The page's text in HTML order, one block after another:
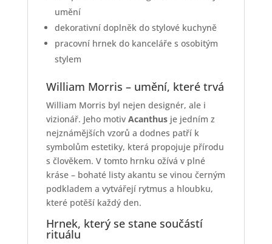
umění
dekorativní doplněk do stylové kuchyně
pracovní hrnek do kanceláře s osobitým
stylem
William Morris – umění, které trvá
William Morris byl nejen designér, ale i
vizionář. Jeho motiv Acanthusje jedním z
nejznámějších vzorů a dodnes patří k
symbolům estetiky, která propojuje přírodu
s člověkem. V tomto hrnku ožívá v plné
kráse – bohaté listy akantu se vinou černým
podkladem a vytvářejí rytmus a hloubku,
které potěší každý den.
Hrnek, který se stane součástí
rituálu